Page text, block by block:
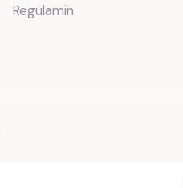
Regulamin